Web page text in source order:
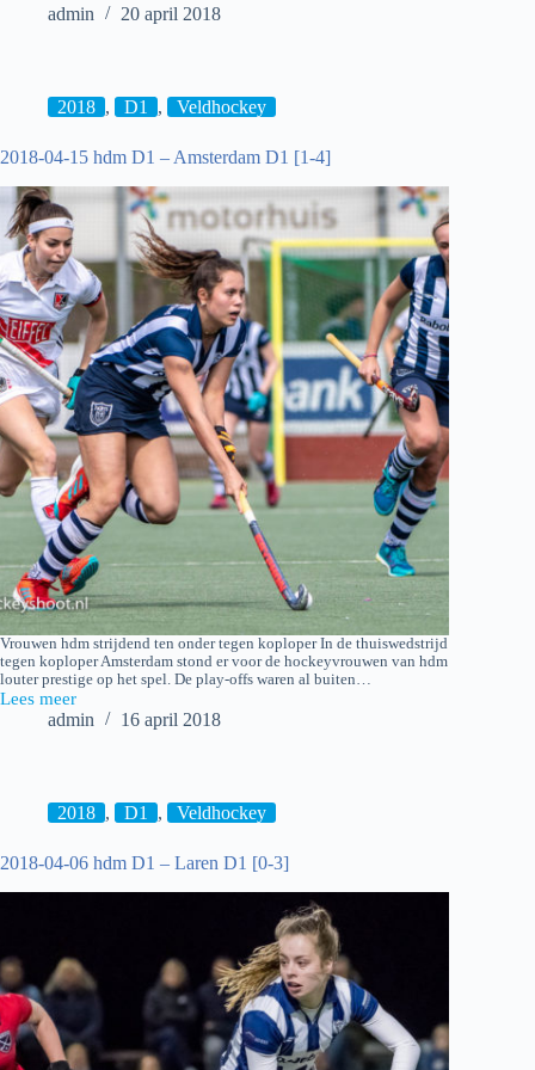
D1
[2-
3-
2
shoot-
outs
admin 20 april 2018
2018 , D1 , Veldhockey
2018-04-15 hdm D1 – Amsterdam D1 [1-4]
Vrouwen hdm strijdend ten onder tegen koploper In de thuiswedstrijd
tegen koploper Amsterdam stond er voor de hockeyvrouwen van hdm
louter prestige op het spel. De play-offs waren al buiten…
Lees meer
2018-
Amsterdam
[1-
4]
admin 16 april 2018
2018 , D1 , Veldhockey
2018-04-06 hdm D1 – Laren D1 [0-3]